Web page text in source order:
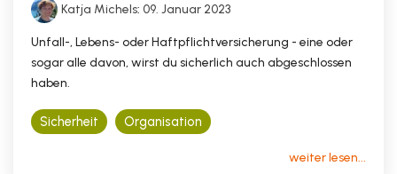
Katja Michels: 09. Januar 2023
Unfall-, Lebens- oder Haftpflichtversicherung - eine oder
sogar alle davon, wirst du sicherlich auch abgeschlossen
haben.
Sicherheit Organisation
weiter lesen...